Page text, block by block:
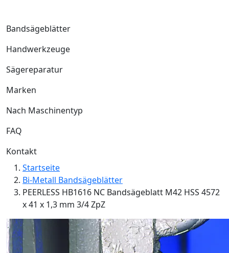
Bandsägeblätter
Handwerkzeuge
Sägereparatur
Marken
Nach Maschinentyp
FAQ
Kontakt
Startseite
Bi-Metall Bandsägeblätter
PEERLESS HB1616 NC Bandsägeblatt M42 HSS 4572
x 41 x 1,3 mm 3/4 ZpZ